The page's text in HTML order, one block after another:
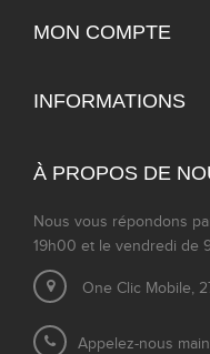
MON COMPTE
INFORMATIONS
À PROPOS DE
Nous vous répondons
19h00 et le vendredi de
One Clic Mobile,
Appelez-nous